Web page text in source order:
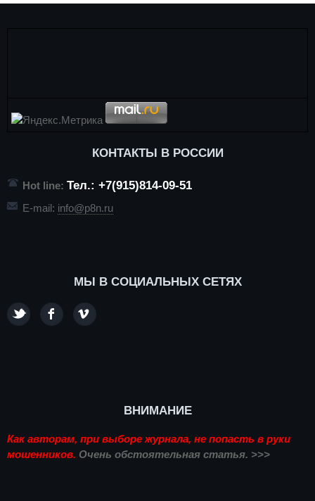
КОНТАКТЫ В РОССИИ
Hot line: Тел.: +7(915)814-09-51
E-mail: info@p8n.ru
МЫ В СОЦИАЛЬНЫХ СЕТЯХ
ВНИМАНИЕ
Как авторам, при выборе журнала, не попасть в руки
мошенников. Очень обстоятельная статья. >>>